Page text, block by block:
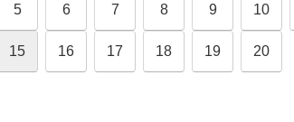
5 6 7 8 9 10
15 16 17 18 19 20